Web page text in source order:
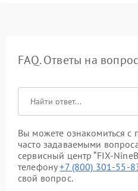
FAQ. Ответы на
Вы можете ознакомиться
часто задаваемыми
сервисный центр “FIX-
телефону+7 (800) 301-55-
свой вопрос.